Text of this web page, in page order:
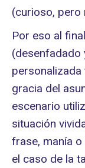
(curioso, pero
Por eso al
(desenfadado
gracia del
escenario
situación
frase, manía
el caso de la